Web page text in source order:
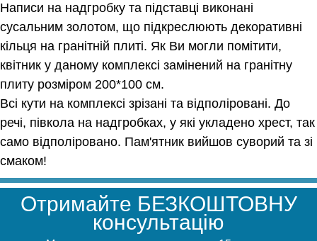
Написи на надгробку та підставці виконані
сусальним золотом, що підкреслюють декоративні
кільця на гранітній плиті. Як Ви могли помітити,
квітник у даному комплексі замінений на гранітну
плиту розміром 200*100 см.
Всі кути на комплексі зрізані та відполіровані. До
речі, півкола на надгробках, у які укладено хрест, так
само відполіровано. Пам'ятник вийшов суворий та зі
смаком!
Отримайте БЕЗКОШТОВНУ
консультацію